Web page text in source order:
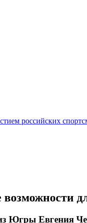
российских
Югры Евгения